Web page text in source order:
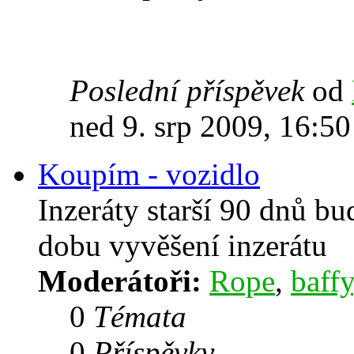
Poslední příspěvekod
ned 9. srp 2009, 16:50
Koupím - vozidlo
Inzeráty starší 90 dnů
dobu vyvěšení inzerátu
Moderátoři: Rope, baffy
0 Témata